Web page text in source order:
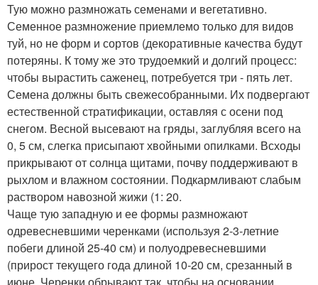
Тую можно размножать семенами и вегетативно.
Семенное размножение приемлемо только для видов
туй, но не форм и сортов (декоративные качества будут
потеряны. К тому же это трудоемкий и долгий процесс:
чтобы вырастить саженец, потребуется три - пять лет.
Семена должны быть свежесобранными. Их подвергают
естественной стратификации, оставляя с осени под
снегом. Весной высевают на гряды, заглубляя всего на
0, 5 см, слегка присыпают хвойными опилками. Всходы
прикрывают от солнца щитами, почву поддерживают в
рыхлом и влажном состоянии. Подкармливают слабым
раствором навозной жижи (1: 20.
Чаще тую западную и ее формы размножают
одревесневшими черенками (используя 2-3-летние
побеги длиной 25-40 см) и полуодревесневшими
(прирост текущего года длиной 10-20 см, срезанный в